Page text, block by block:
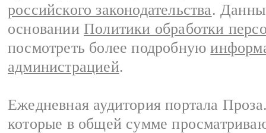
российского законодательства.
основании Политики обработки
посмотреть более подробную
администрацией.
Ежедневная аудитория портала
которые в общей сумме